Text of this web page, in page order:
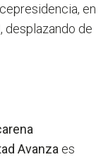
en
desplazando de
Avanza es